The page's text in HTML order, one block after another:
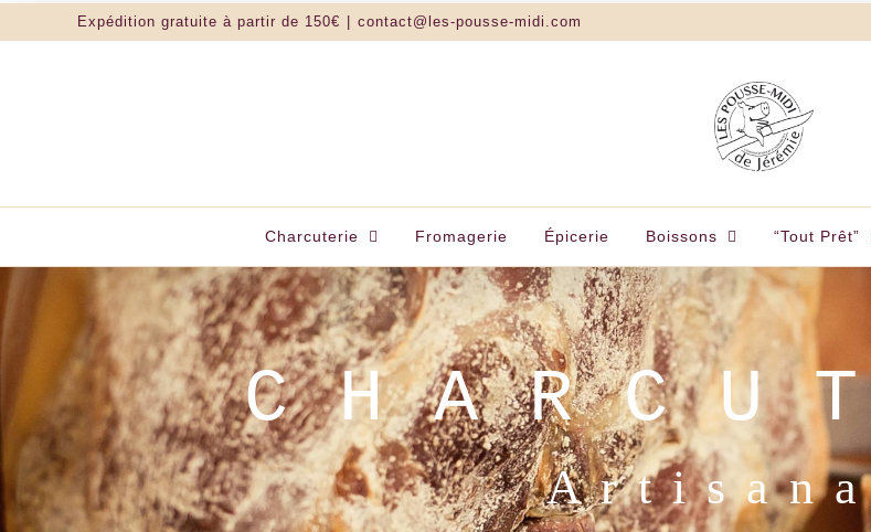
au
Expédition gratuite à partir de 150€ contact@les-pousse-midi.com
Charcuterie Fromagerie Épicerie Boissons “Tout Prêt”